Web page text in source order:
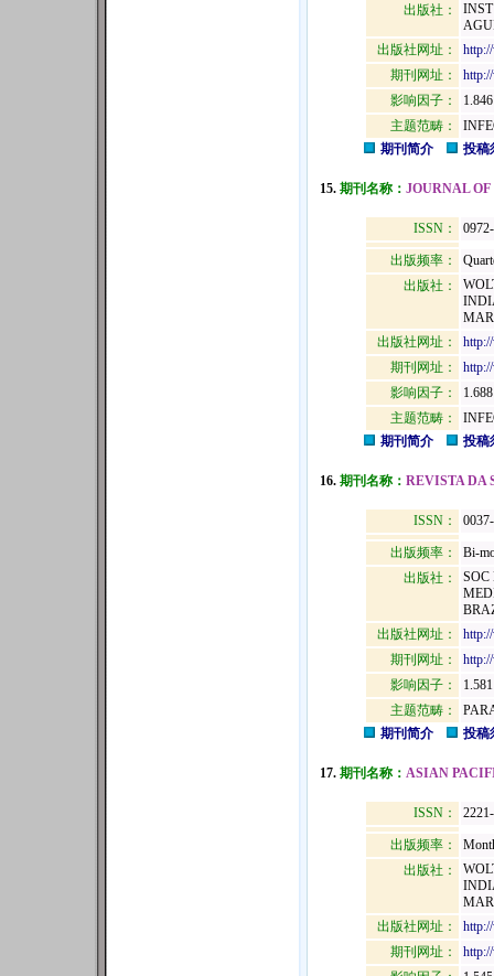
出版社：
出版社网址：
期刊网址：
影响因子：
1.846
主题范畴：
期刊简介
投稿
15. 期刊名称： JOURNAL
ISSN：
出版频率：
出版社：
出版社网址：
期刊网址：
影响因子：
1.688
主题范畴：
期刊简介
投稿
16. 期刊名称： REVISTA DA
ISSN：
出版频率：
Bi-
出版社：
出版社网址：
期刊网址：
影响因子：
1.581
主题范畴：
期刊简介
投稿
17. 期刊名称： ASIAN
ISSN：
出版频率：
出版社：
出版社网址：
期刊网址：